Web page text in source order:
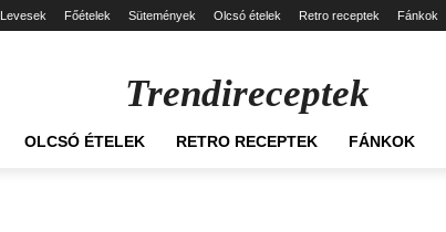
Levesek Főételek Sütemények Olcsó ételek Retro receptek Fánkok
Trendireceptek
OLCSÓ ÉTELEK RETRO RECEPTEK FÁNKOK